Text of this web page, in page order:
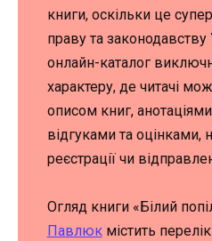
книги, оскільки це
праву та
онлайн-каталог
характеру, де читачі
описом книг,
відгуками та оцінками,
реєстрації чи
Огляд книги «Білий
Павлюкмістить